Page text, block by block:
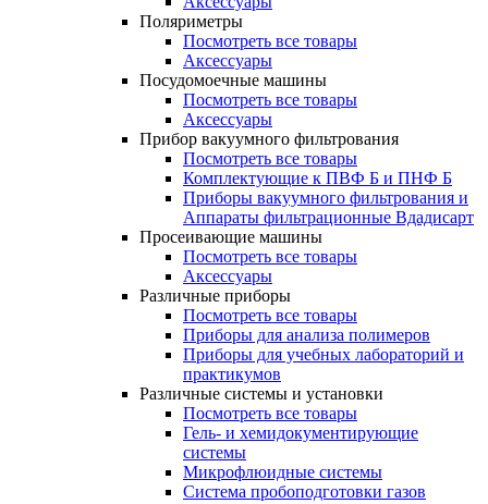
Поляриметры
Посмотреть все товары
Аксессуары
Посудомоечные машины
Посмотреть все товары
Аксессуары
Прибор вакуумного фильтрования
Посмотреть все товары
Комплектующие к ПВФ Б и ПНФ Б
Приборы вакуумного фильтрования и
Аппараты фильтрационные Вдадисарт
Просеивающие машины
Посмотреть все товары
Аксессуары
Различные приборы
Посмотреть все товары
Приборы для анализа полимеров
Приборы для учебных лабораторий и
практикумов
Различные системы и установки
Посмотреть все товары
Гель- и хемидокументирующие
системы
Микрофлюидные системы
Система пробоподготовки газов